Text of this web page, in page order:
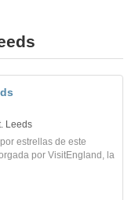
Leeds
estrellas de este
por VisitEngland, la